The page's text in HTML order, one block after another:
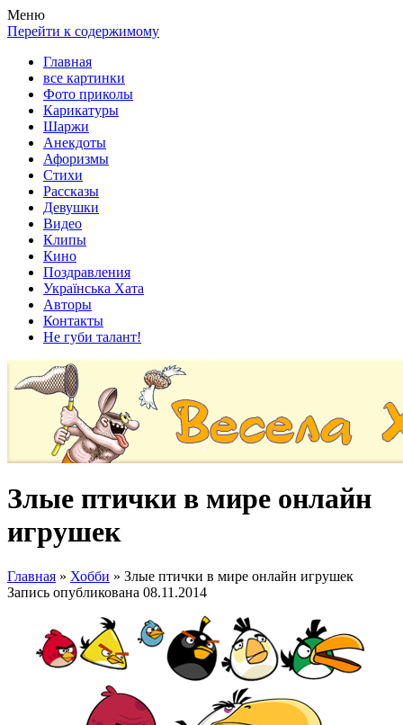
Весела хата — прикольные картинки, смешные истории,
клипы!
Покажем всем ваши фото приколы, карикатуры, шаржи, стихи,
рассказы, видео и песни!
Меню
Перейти к содержимому
Главная
все картинки
Фото приколы
Карикатуры
Шаржи
Анекдоты
Афоризмы
Стихи
Рассказы
Девушки
Видео
Клипы
Кино
Поздравления
Українська Хата
Авторы
Контакты
Не губи талант!
Злые птички в мире онлайн
игрушек
Главная » Хобби » Злые птички в мире онлайн игрушек
Запись опубликована 08.11.2014